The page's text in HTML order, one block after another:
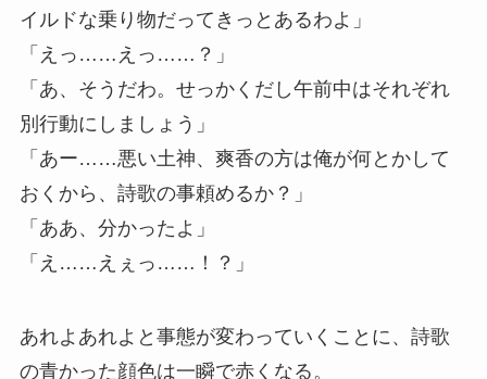
イルドな乗り物だってきっとあるわよ」
「えっ……えっ……？」
「あ、そうだわ。せっかくだし午前中はそれぞれ
別行動にしましょう」
「あー……悪い土神、爽香の方は俺が何とかして
おくから、詩歌の事頼めるか？」
「ああ、分かったよ」
「え……えぇっ……！？」
あれよあれよと事態が変わっていくことに、詩歌
の青かった顔色は一瞬で赤くなる。